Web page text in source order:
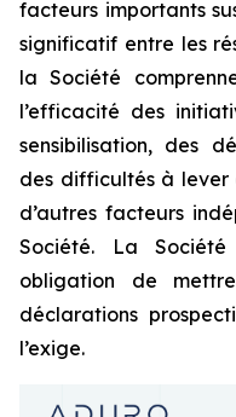
facteurs importants
significatif entre les
la Société
l’efficacité des
sensibilisation, des
des difficultés à lever
d’autres facteurs
Société. La
obligation de
déclarations
l’exige.